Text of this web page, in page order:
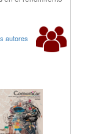
autores